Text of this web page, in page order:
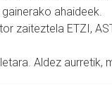
ahaideek.
zaiteztela ETZI,
Aldez aurretik,